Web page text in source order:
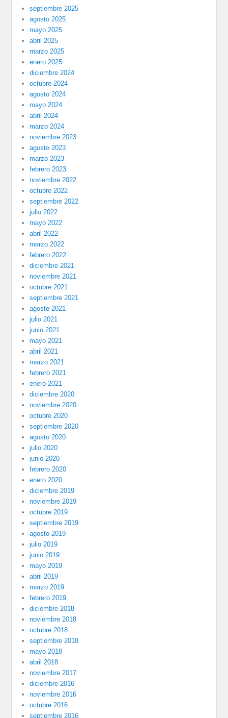
septiembre 2025
agosto 2025
mayo 2025
abril 2025
marzo 2025
enero 2025
diciembre 2024
octubre 2024
agosto 2024
mayo 2024
abril 2024
marzo 2024
noviembre 2023
agosto 2023
marzo 2023
febrero 2023
noviembre 2022
octubre 2022
septiembre 2022
julio 2022
mayo 2022
abril 2022
marzo 2022
febrero 2022
diciembre 2021
noviembre 2021
octubre 2021
septiembre 2021
agosto 2021
julio 2021
junio 2021
mayo 2021
abril 2021
marzo 2021
febrero 2021
enero 2021
diciembre 2020
noviembre 2020
octubre 2020
septiembre 2020
agosto 2020
julio 2020
junio 2020
febrero 2020
enero 2020
diciembre 2019
noviembre 2019
octubre 2019
septiembre 2019
agosto 2019
julio 2019
junio 2019
mayo 2019
abril 2019
marzo 2019
febrero 2019
diciembre 2018
noviembre 2018
octubre 2018
septiembre 2018
mayo 2018
abril 2018
noviembre 2017
diciembre 2016
noviembre 2016
octubre 2016
septiembre 2016